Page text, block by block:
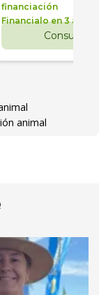
financiación
Financialo en 3 años
Consultar
animal